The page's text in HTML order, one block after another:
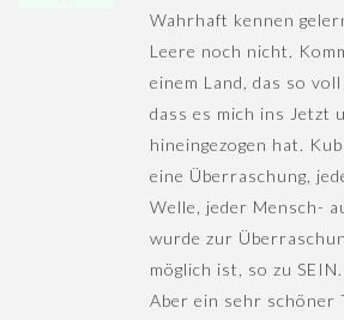
Wahrhaft kennen
Leere noch nicht.
einem Land, das so
dass es mich ins Jetzt
hineingezogen hat.
eine Überraschung,
Welle, jeder Mensch-
wurde zur
möglich ist, so zu
Aber ein sehr schöner